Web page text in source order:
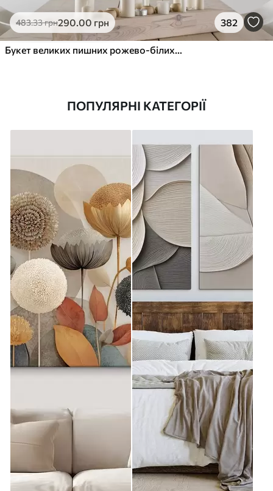
483.33грн290.00 грн 382
Букет великих пишних рожево-білих квітів півонії із зеленим листям на м’якому розмитому фоні
ПОПУЛЯРНІ КАТЕГОРІЇ